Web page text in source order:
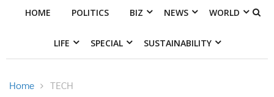
HOME POLITICS BIZ NEWS WORLD
LIFE SPECIAL SUSTAINABILITY
Home TECH